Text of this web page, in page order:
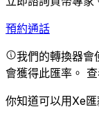
預約通話
我們的轉換器會
會獲得此匯率。
你知道可以用Xe